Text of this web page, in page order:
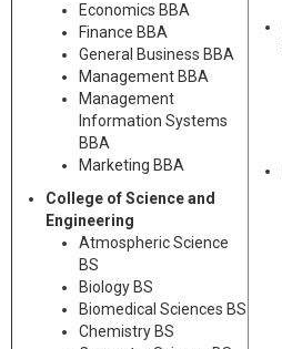
Economics BBA
Finance BBA
General Business BBA
Management BBA
Management
Information Systems
BBA
Marketing BBA
College of Science and
Engineering
Atmospheric Science
BS
Biology BS
Biomedical Sciences BS
Chemistry BS